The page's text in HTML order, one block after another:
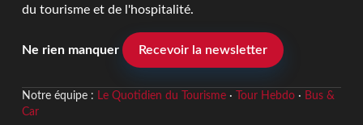
du tourisme et de l'hospitalité.
Ne rien manquer Recevoir la newsletter
Notre équipe : Le Quotidien du Tourisme· Tour Hebdo· Bus &
Car